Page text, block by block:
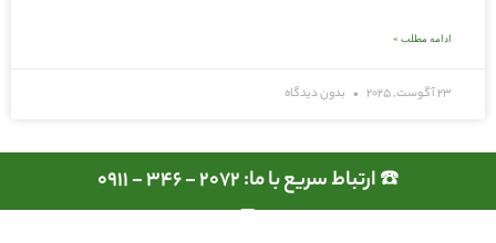
ادامه مطلب »
23 آگوست, 2025 بدون دیدگاه
☎️ ارتباط سریع با ما: 2072 - 346 - 0911